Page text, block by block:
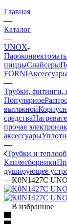
Главная
—
Каталог
—
UNOX
пиццыСлайсеры
FORNI
—
Трубки, фитинги,
Популярное
вытяжной
средства
прочая
аксессуары
—
Трубки и
Каплесборники
душирующее
—K0N1427C
В избранное